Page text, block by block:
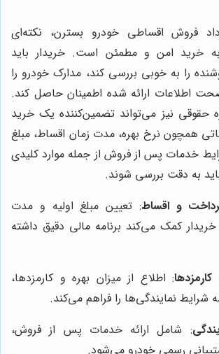
فروش اقساطی خودرو بسترن، نکته‌ای
خرید امن و مطمئن است. خریدار باید
را به خوبی بررسی کند، مدارک خودرو را
اطلاعات ارائه شده اطمینان حاصل کند.
حقوقی نیز می‌تواند تضمین‌کننده یک خرید
همچون نرخ بهره، مدت زمان اقساط، مبلغ
خدمات پس از فروش از جمله موارد کلیدی
به دقت بررسی شوند.
و اقساط: تعیین مبلغ اولیه و مدت
کمک می‌کند برنامه مالی دقیق داشته
: اطلاع از میزان بهره و کارمزدها،
شرایط نمایندگی‌ها را فراهم می‌کند.
: شامل ارائه خدمات پس از فروش،
رسمی خودرو می‌شود.